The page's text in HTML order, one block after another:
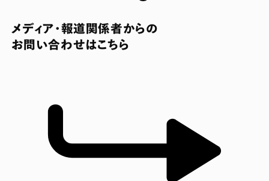
メディア・報道関係者からの
お問い合わせはこちら